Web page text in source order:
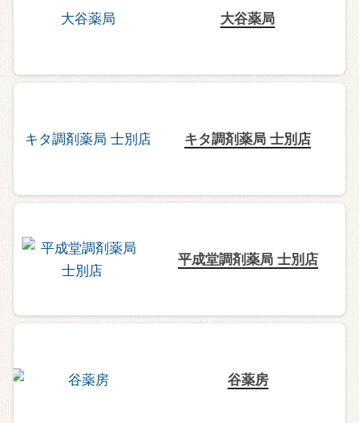
大谷薬局
キタ調剤薬局 士別店
平成堂調剤薬局 士別店
谷薬房